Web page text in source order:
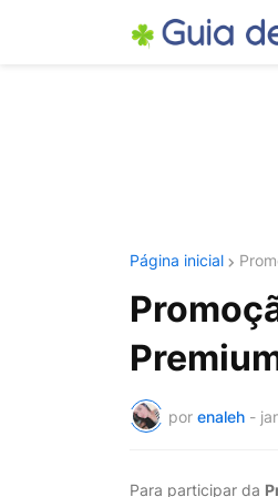
Página inicial
por enaleh -
Para participar da